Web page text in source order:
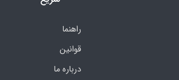
راهنما
قوانین
درباره ما